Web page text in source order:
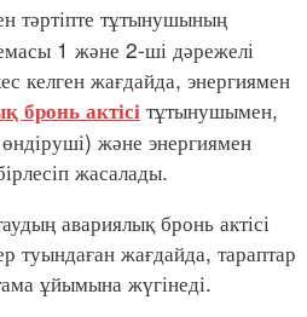
тәртіпте тұтынушының
1 және 2-ші дәрежелі
келген жағдайда, энергиямен
бронь актісі тұтынушымен,
және энергиямен
жасалады.
авариялық бронь актісі
туындаған жағдайда, тараптар
ұйымына жүгінеді.